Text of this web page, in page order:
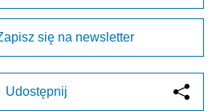
się na newsletter
Udostępnij